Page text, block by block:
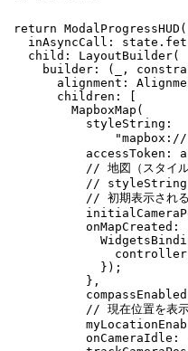
return ModalProgressHUD(
inAsyncCall:
  child: LayoutBuilder(
builder: (_,
alignment:
      children: [
        MapboxMap(
          styleString:
"mapbox://＊
accessToken:
// 地図（スタイル
//
// 初期表示される
onMapCreated:
            });
          },
// 現在位置を表
onCameraIdle: